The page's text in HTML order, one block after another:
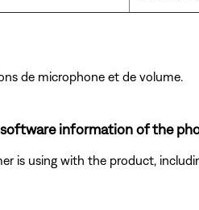
de microphone et de volume.
information of the
is using with the product,